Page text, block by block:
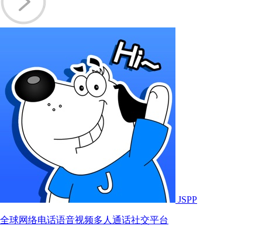
JSPP
全球网络电话语音视频多人通话社交平‪台‬